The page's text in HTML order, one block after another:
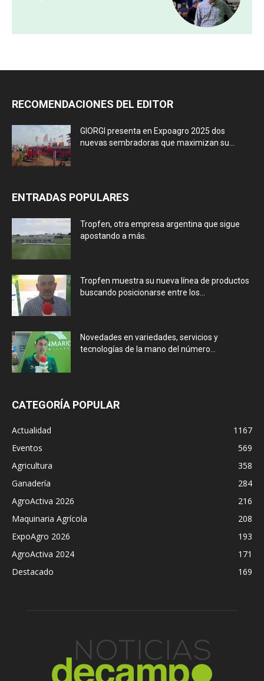
RECOMENDACIONES DEL EDITOR
GIORGI presenta en Expoagro 2025 dos
nuevas sembradoras que maximizan su...
ENTRADAS POPULARES
Tropfen, otra empresa argentina que sigue
apostando a más.
Tropfen muestra su nueva línea de productos
buscando posicionarse entre los...
Novedades en variedades, servicios y
tecnologías de la mano del número...
CATEGORÍA POPULAR
Actualidad
1167
Eventos
569
Agricultura
358
Ganadería
284
AgroActiva 2026
216
Maquinaria Agrícola
208
ExpoAgro 2026
193
AgroActiva 2024
171
Destacado
169